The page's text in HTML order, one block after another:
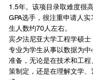
1.5年。该项目录取难度很
GPA选手，很注重申请人
生人数约70人左右。
宾夕法尼亚大学工程学硕
专业为学生从事以数据为
准备，无论是在技术和工
策制定，还是在理解文学